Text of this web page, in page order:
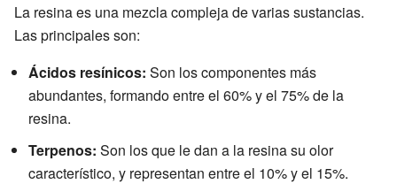
La resina es una mezcla compleja de varias sustancias.
Las principales son:
Ácidos resínicos: Son los componentes más
abundantes, formando entre el 60% y el 75% de la
resina.
Terpenos: Son los que le dan a la resina su olor
característico, y representan entre el 10% y el 15%.